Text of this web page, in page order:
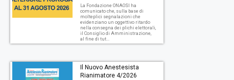
La Fondazione ONAOSI ha
comunicato che, sulla base di
molteplici segnalazioni che
evidenziano un oggettivo ritardo
nella consegna dei plichi elettorali,
il Consiglio di Amministrazione,
al fine di tut...
Il Nuovo Anestesista
Rianimatore 4/2026